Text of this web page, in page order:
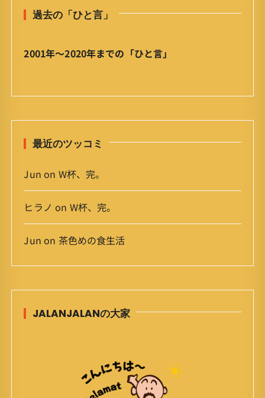
言
ア
イ
過去の「ひと言」
2001年〜2020年までの「ひと言」
最近のツッコミ
Jun on W杯、完。
ヒラノ on W杯、完。
Jun on 茶色めの食生活
JALANJALANの大家